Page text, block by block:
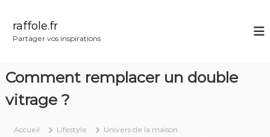
raffole.fr
Partager vos inspirations
Comment remplacer un double
vitrage ?
Accueil Lifestyle
Univers de la maison